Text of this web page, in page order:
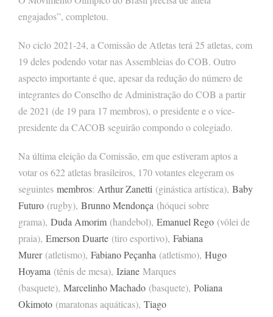
engajados”, completou.
No ciclo 2021-24, a Comissão de Atletas terá 25 atletas, com
19 deles podendo votar nas Assembleias do COB. Outro
aspecto importante é que, apesar da redução do número de
integrantes do Conselho de Administração do COB a partir
de 2021 (de 19 para 17 membros), o presidente e o vice-
presidente da CACOB seguirão compondo o colegiado.
Na última eleição da Comissão, em que estiveram aptos a
votar os 622 atletas brasileiros, 170 votantes elegeram os
seguintes membros: Arthur Zanetti (ginástica artística), Baby
Futuro (rugby), Brunno Mendonça (hóquei sobre
grama), Duda Amorim (handebol), Emanuel Rego (vôlei de
praia), Emerson Duarte (tiro esportivo), Fabiana
Murer(atletismo), Fabiano Peçanha (atletismo), Hugo
Hoyama (tênis de mesa), Iziane Marques
(basquete), Marcelinho Machado (basquete), Poliana
Okimoto (maratonas aquáticas), Tiago